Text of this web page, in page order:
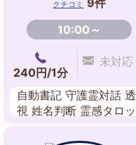
クチコミ
9件
10:00～
240円/1分
未対応
自動書記 守護霊対話 透
視 姓名判断 霊感タロッ